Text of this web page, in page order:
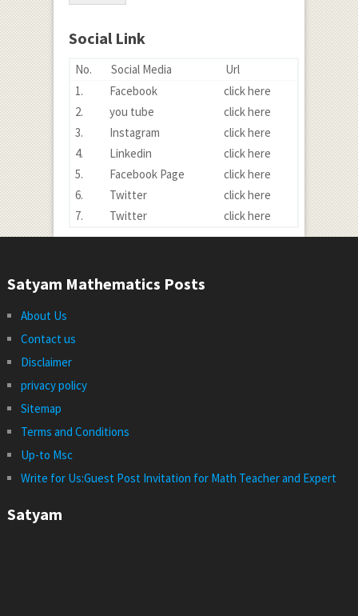
Social Link
No. Social Media
Url
1.
Facebook
click here
2.
you tube
click here
3.
Instagram
click here
4.
Linkedin
click here
5.
Facebook Page
click here
6.
Twitter
click here
7.
Twitter click here
Satyam Mathematics Posts
About Us
Contact us
Disclaimer
privacy policy
Sitemap
Terms and Conditions
Up-to Msc
Write for Us:Guest Post Invitation for Math Teacher and Expert
Satyam